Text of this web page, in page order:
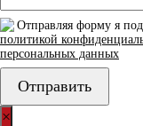
Отправляя форму я
политикой
персональных данных
×